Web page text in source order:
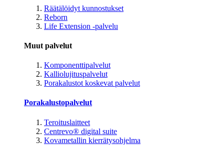
Räätälöidyt kunnostukset
Reborn
Life Extension -palvelu
Muut palvelut
Komponenttipalvelut
Kalliolujituspalvelut
Porakalustot koskevat palvelut
Porakalustopalvelut
Teroituslaitteet
Centrevo® digital suite
Kovametallin kierrätysohjelma